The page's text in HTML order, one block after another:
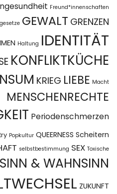
Freund*innenschaften
gesetze GEWALT GRENZEN
Haltung IDENTITÄT
KONFLIKTKÜCHE
KRIEG LIEBE Macht
MENSCHENRECHTE
Periodenschmerzen
Popkultur QUEERNESS Scheitern
selbstbestimmung SEX Toxische
& WAHNSINN
ZUKUNFT